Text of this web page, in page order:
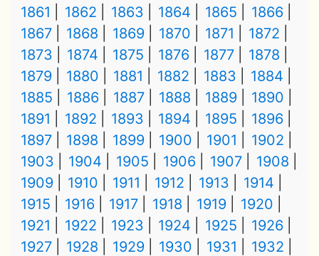
1861
1862 1863 1864 1865
1866
1867
1868 1869 1870 1871
1872
1873
1874 1875 1876 1877
1878
1879
1880 1881 1882 1883
1884
1885
1886 1887 1888 1889
1890
1891
1892 1893 1894 1895
1896
1897
1898 1899 1900 1901
1902
1903
1904 1905 1906 1907
1908
1909
1910 1911 1912 1913
1914
1915
1916 1917 1918 1919
1920
1921
1922 1923 1924 1925
1926
1927
1928 1929 1930 1931
1932